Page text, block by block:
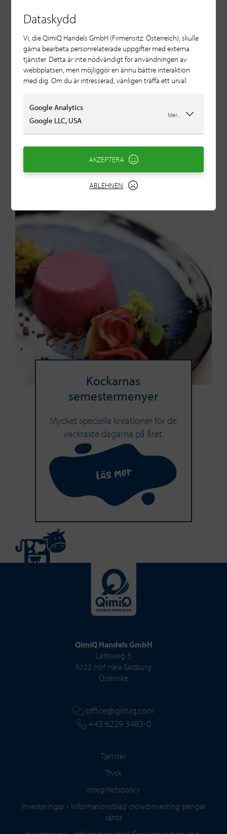
Varför använder toppkockar som
Leon Amon, Karl & Rudi Obauer,
Hans Mandl, Hans Peter Fink och
Andreas Kaiblinger QimiQ? Ta
Kockarnas
semestermenyer
Mycket speciella kreationer för de
vackraste dagarna på året.
Läs mer
QimiQ Handels GmbH
Lettlweg 5
5322 Hof nära Salzburg
Österrike
office@qimiq.com
+43 6229 3483-0
Tjänster
Tryck
Integritetspolicy
Investeringar - Informationsblad crowdinvesting pengar
ränta
Dataskydd
Vi, die QimiQ Handels GmbH (Firmensitz: Österreich), skulle
gärna bearbeta personrelaterade uppgifter med externa
tjänster. Detta är inte nödvändigt för användningen av
webbplatsen, men möjliggör en ännu bättre interaktion
med dig. Om du är intresserad, vänligen träffa ett urval:
Google Analytics
Google LLC, USA
Mer...
ABLEHNEN
AKZEPTERA